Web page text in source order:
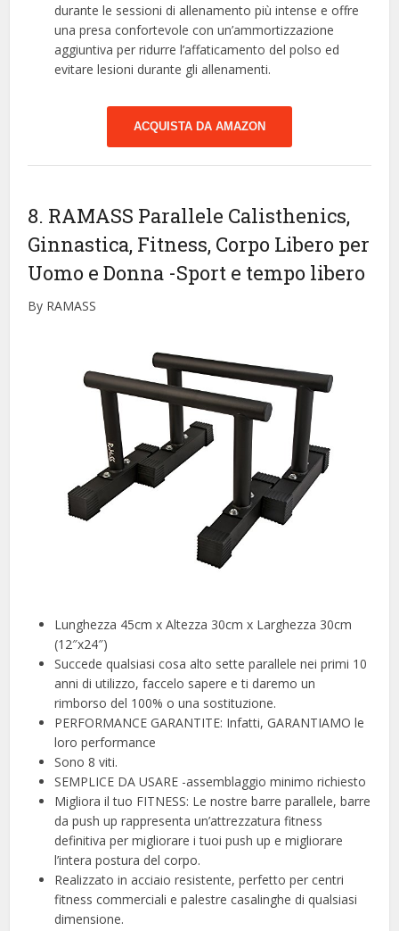
durante le sessioni di allenamento più intense e offre
una presa confortevole con un’ammortizzazione
aggiuntiva per ridurre l’affaticamento del polso ed
evitare lesioni durante gli allenamenti.
ACQUISTA DA AMAZON
8. RAMASS Parallele Calisthenics,
Ginnastica, Fitness, Corpo Libero per
Uomo e Donna -Sport e tempo libero
By RAMASS
Lunghezza 45cm x Altezza 30cm x Larghezza 30cm
(12″x24″)
Succede qualsiasi cosa alto sette parallele nei primi 10
anni di utilizzo, faccelo sapere e ti daremo un
rimborso del 100% o una sostituzione.
PERFORMANCE GARANTITE: Infatti, GARANTIAMO le
loro performance
Sono 8 viti.
SEMPLICE DA USARE -assemblaggio minimo richiesto
Migliora il tuo FITNESS: Le nostre barre parallele, barre
da push up rappresenta un’attrezzatura fitness
definitiva per migliorare i tuoi push up e migliorare
l’intera postura del corpo.
Realizzato in acciaio resistente, perfetto per centri
fitness commerciali e palestre casalinghe di qualsiasi
dimensione.